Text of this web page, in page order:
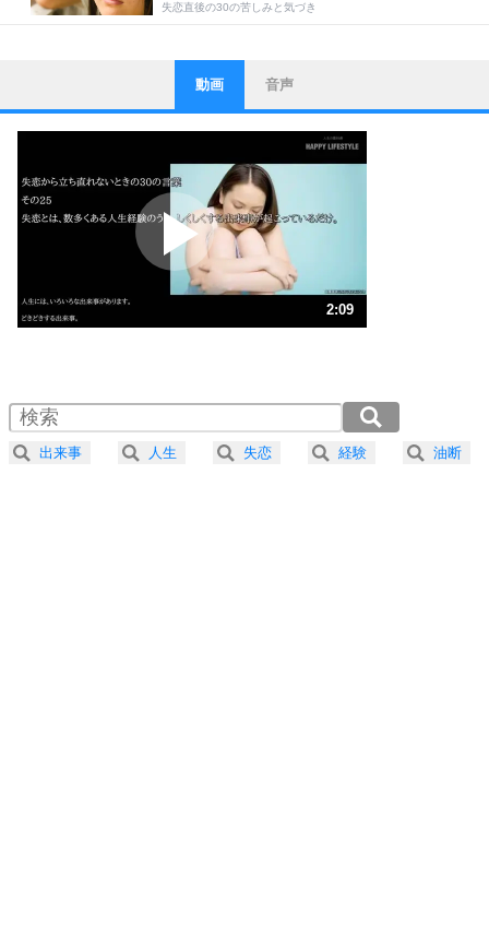
失恋直後の30の苦しみと気づき
1
ストレス対策
他人と比べない。
いっそのこと、他人を見ない。
いらいらしない人になる30の方法
プラス思考
ポジティブになれない原因は、行動しないから。
ポジティブ思考になる30の方法
ストレス対策
人生、なんとかなるもの。
気楽に生きる30の方法
4 器の大きい人は、怒りを優しさで表現する。
動画 音声
2:09
2.0倍速 （253KB 1分4秒）
2.5倍速 （202KB 51秒）
3.0倍速 （169KB 43秒）
出来事 人生 失恋 経験 油断